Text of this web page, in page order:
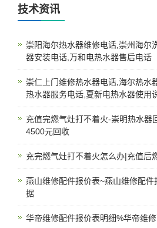
技术资讯
崇阳海尔热水器维修电话,崇州海尔
器安装电话,万和电热水器售后电话
崇仁上门维修热水器电话,海尔热水
热水器服务电话,夏新电热水器使用
充值完燃气灶打不着火-崇明热水器
4500元回收
充完燃气灶打不着火怎么办|充值后
燕山维修配件报价表~燕山维修配
据
华帝维修配件报价表明细%华帝维